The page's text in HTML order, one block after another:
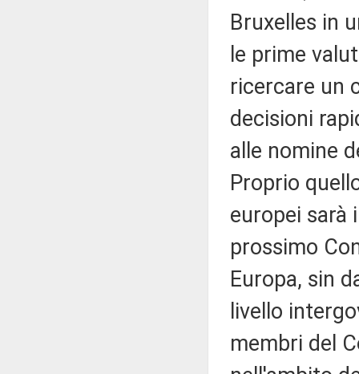
Bruxelles in
le prime
ricercare un
decisioni
alle nomine
Proprio
europei sarà
prossimo
Europa, sin
livello
membri del